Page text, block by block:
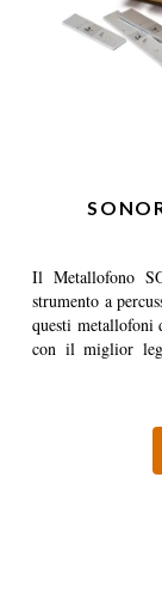
Il Metallofono
strumento a
questi metallofoni
con il miglior
garantiscono
grigie in lega
una dimensione
facile la
– C Major in